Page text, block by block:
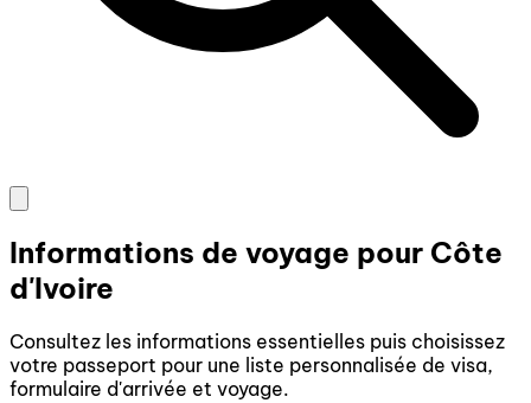
Informations de voyage pour Côte
d'Ivoire
Consultez les informations essentielles puis choisissez
votre passeport pour une liste personnalisée de visa,
formulaire d'arrivée et voyage.